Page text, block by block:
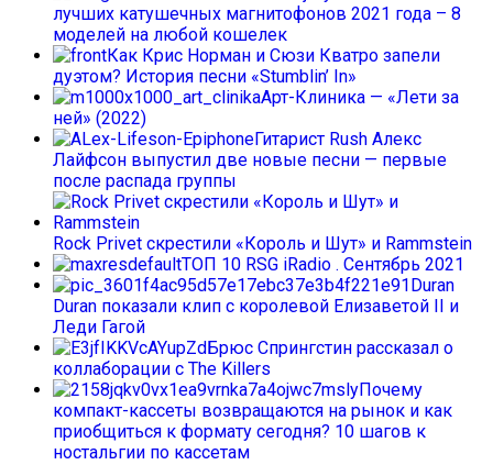
лучших катушечных магнитофонов 2021 года – 8
моделей на любой кошелек
Как Крис Норман и Сюзи Кватро запели
дуэтом? История песни «Stumblin’ In»
Арт-Клиника — «Лети за
ней» (2022)
Гитарист Rush Алекс
Лайфсон выпустил две новые песни — первые
после распада группы
Rock Privet скрестили «Король и Шут» и Rammstein
ТОП 10 RSG iRadio . Сентябрь 2021
Duran
Duran показали клип с королевой Елизаветой II и
Леди Гагой
Брюс Спрингстин рассказал о
коллаборации с The Killers
Почему
компакт-кассеты возвращаются на рынок и как
приобщиться к формату сегодня? 10 шагов к
ностальгии по кассетам